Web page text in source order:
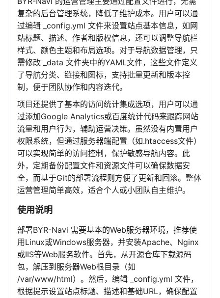
复杂的后台管理系统，降低了维护成本。用户可以通
过编辑 _config.yml 文件来设置站点基本信息，如网
站标题、描述、作者和版权信息，还可以调整导航栏
样式、颜色主题和布局选项。对于导航数据管理，只
需修改 _data 文件夹中的YAML文件，这些文件定义
了导航分类、链接和图标，支持批量更新和版本控
制，便于团队协作和内容迭代。
项目还提供了基本的访问统计集成选项，用户可以通
过添加Google Analytics或百度统计代码来跟踪网站
流量和用户行为，辅助运营决策。虽然没有内置用户
权限系统，但通过服务器端配置（如.htaccess文件）
可以实现简单的访问控制，保护敏感导航内容。此
外，定期备份配置文件和资源文件可以确保数据安
全，而基于Git的部署流程则方便了更新和回滚。整体
运营管理简单高效，适合个人或小团队自主维护。
使用说明
部署BYR-Navi 需要基本的Web服务器环境，推荐使
用Linux或Windows服务器，并安装Apache、Nginx
或IIS等Web服务软件。首先，从开源仓库下载源码
包，解压到服务器Web根目录（如
/var/www/html）。然后，编辑 _config.yml 文件，
根据提示设置站点标题、描述和基础URL，确保配置